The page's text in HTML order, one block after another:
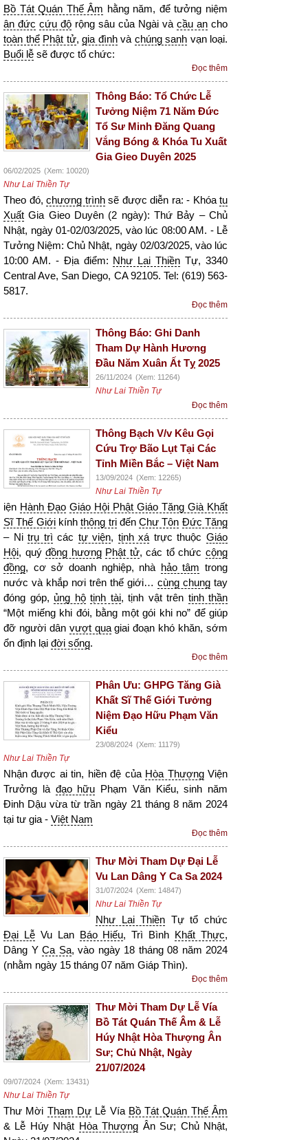
Bồ Tát Quán Thế Âm hằng năm, để tưởng niệm
ân đức cứu độ rộng sâu của Ngài và cầu an cho
toàn thể Phật tử, gia đìnhvà chúng sanh vạn loại.
Buổi lễ sẽ được tổ chức:
Đọc thêm
Thông Báo: Tổ Chức Lễ
Tưởng Niệm 71 Năm Đức
Tổ Sư Minh Đăng Quang
Vắng Bóng & Khóa Tu Xuất
Gia Gieo Duyên 2025
06/02/2025 (Xem: 10020)
Như Lai Thiền Tự
Theo đó, chương trìnhsẽ được diễn ra: - Khóa tu
Xuất Gia Gieo Duyên (2 ngày): Thứ Bảy – Chủ
Nhật, ngày 01-02/03/2025, vào lúc 08:00 AM. - Lễ
Tưởng Niệm: Chủ Nhật, ngày 02/03/2025, vào lúc
10:00 AM. - Địa điểm: Như Lai Thiền Tự, 3340
Central Ave, San Diego, CA 92105. Tel: (619) 563-
5817.
Đọc thêm
Thông Báo: Ghi Danh
Tham Dự Hành Hương
Đầu Năm Xuân Ất Tỵ 2025
26/11/2024 (Xem: 11264)
Như Lai Thiền Tự
Đọc thêm
Thông Bạch V/v Kêu Gọi
Cứu Trợ Bão Lụt Tại Các
Tỉnh Miền Bắc – Việt Nam
13/09/2024 (Xem: 12265)
Như Lai Thiền Tự
iện Hành Đạo Giáo Hội Phật Giáo Tăng Già Khất
Sĩ Thế Giớikínhthông triđếnChư Tôn Đức Tăng
– Nitrụ trì các tự viện, tịnh xá trực thuộcGiáo
Hội, quýđồng hương Phật tử, các tổ chứccộng
đồng, cơ sở doanh nghiệp, nhà hảo tâm trong
nước và khắp nơi trên thế giới… cùng chung tay
đóng góp, ủng hộ tịnh tài, tịnh vật trên tinh thần
“Một miếng khi đói, bằng một gói khi no” để giúp
đỡ người dân vượt quagiai đoạn khó khăn, sớm
ổn định lại đời sống.
Đọc thêm
Phân Ưu: GHPG Tăng Già
Khất Sĩ Thế Giới Tưởng
Niệm Đạo Hữu Phạm Văn
Kiểu
23/08/2024 (Xem: 11179)
Như Lai Thiền Tự
Nhận được ai tin, hiền đệ của Hòa ThượngViện
Trưởng là đạo hữu Phạm Văn Kiểu, sinh năm
Đinh Dậu vừa từ trần ngày 21 tháng 8 năm 2024
tại tư gia - Việt Nam
Đọc thêm
Thư Mời Tham Dự Đại Lễ
Vu Lan Dâng Y Ca Sa 2024
31/07/2024 (Xem: 14847)
Như Lai Thiền Tự
Như Lai Thiền Tự tổ chức
Đại LễVu Lan Báo Hiếu, Trì Bình Khất Thực,
Dâng Y Ca Sa, vào ngày 18 tháng 08 năm 2024
(nhằm ngày 15 tháng 07 năm Giáp Thìn).
Đọc thêm
Thư Mời Tham Dự Lễ Vía
Bồ Tát Quán Thế Âm & Lễ
Húy Nhật Hòa Thượng Ân
Sư; Chủ Nhật, Ngày
21/07/2024
09/07/2024 (Xem: 13431)
Như Lai Thiền Tự
Thư Mời Tham DựLễ Vía Bồ Tát Quán Thế Âm
& Lễ Húy Nhật Hòa Thượng Ân Sư; Chủ Nhật,